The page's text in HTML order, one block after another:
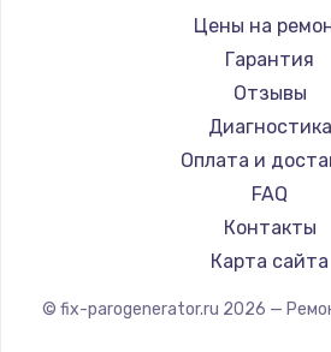
1100 руб.
Заказать
700 руб.
Заказать
Silter
Chayka
Beko
Vivitek
RED
Цены на
Гарантия
Отзывы
Диагностика
Оплата и
FAQ
Контакты
Карта сайта
© fix-parogenerator.ru 2026 —